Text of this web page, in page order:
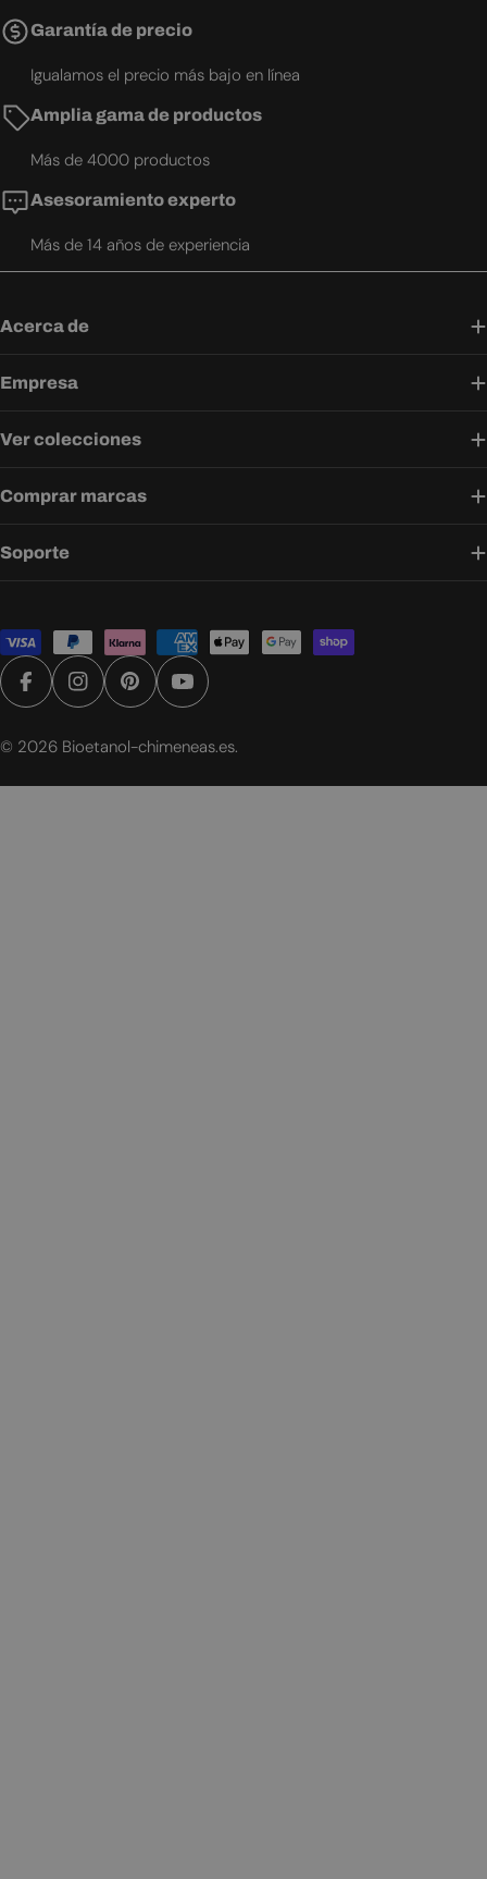
Garantía de precio
Igualamos el precio más bajo en línea
Amplia gama de productos
Más de 4000 productos
Asesoramiento experto
Más de 14 años de experiencia
Acerca de
Empresa
Ver colecciones
Comprar marcas
Soporte
Métodos
de
pagoFacebookInstagramPinterestYouTube
© 2026 Bioetanol-chimeneas.es.